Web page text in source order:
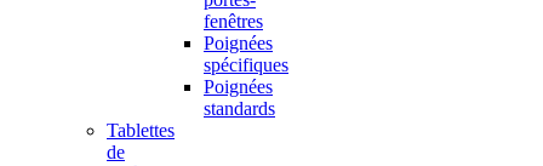
fenêtres
Poignées
spécifiques
Poignées
standards
Tablettes
de